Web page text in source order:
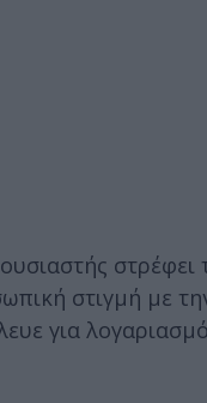
στιγμή με
για